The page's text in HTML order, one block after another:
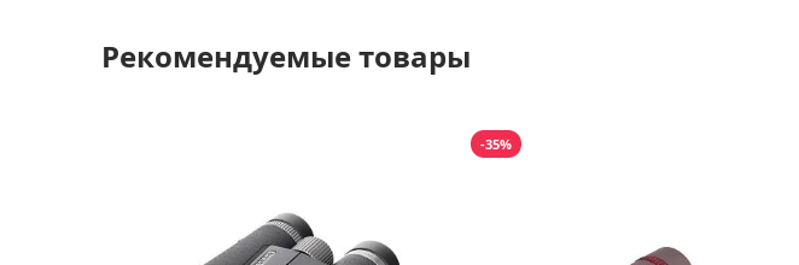
Рекомендуемые товары
-35%